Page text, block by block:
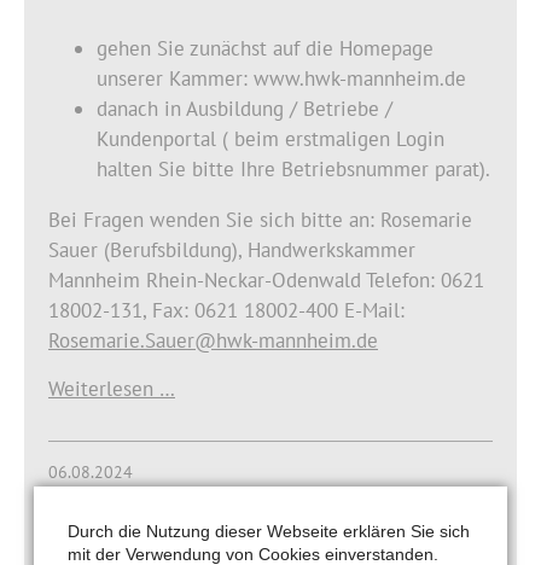
gehen Sie zunächst auf die Homepage
unserer Kammer: www.hwk-mannheim.de
danach in Ausbildung / Betriebe /
Kundenportal ( beim erstmaligen Login
halten Sie bitte Ihre Betriebsnummer parat).
Bei Fragen wenden Sie sich bitte an: Rosemarie
Sauer (Berufsbildung), Handwerkskammer
Mannheim Rhein-Neckar-Odenwald Telefon: 0621
18002-131, Fax: 0621 18002-400 E-Mail:
Rosemarie.Sauer@hwk-mannheim.de
Weiterlesen …
06.08.2024
So gelingt ein guter Start in die Lehrzeit
Durch die Nutzung dieser Webseite erklären Sie sich
mit der Verwendung von Cookies einverstanden.